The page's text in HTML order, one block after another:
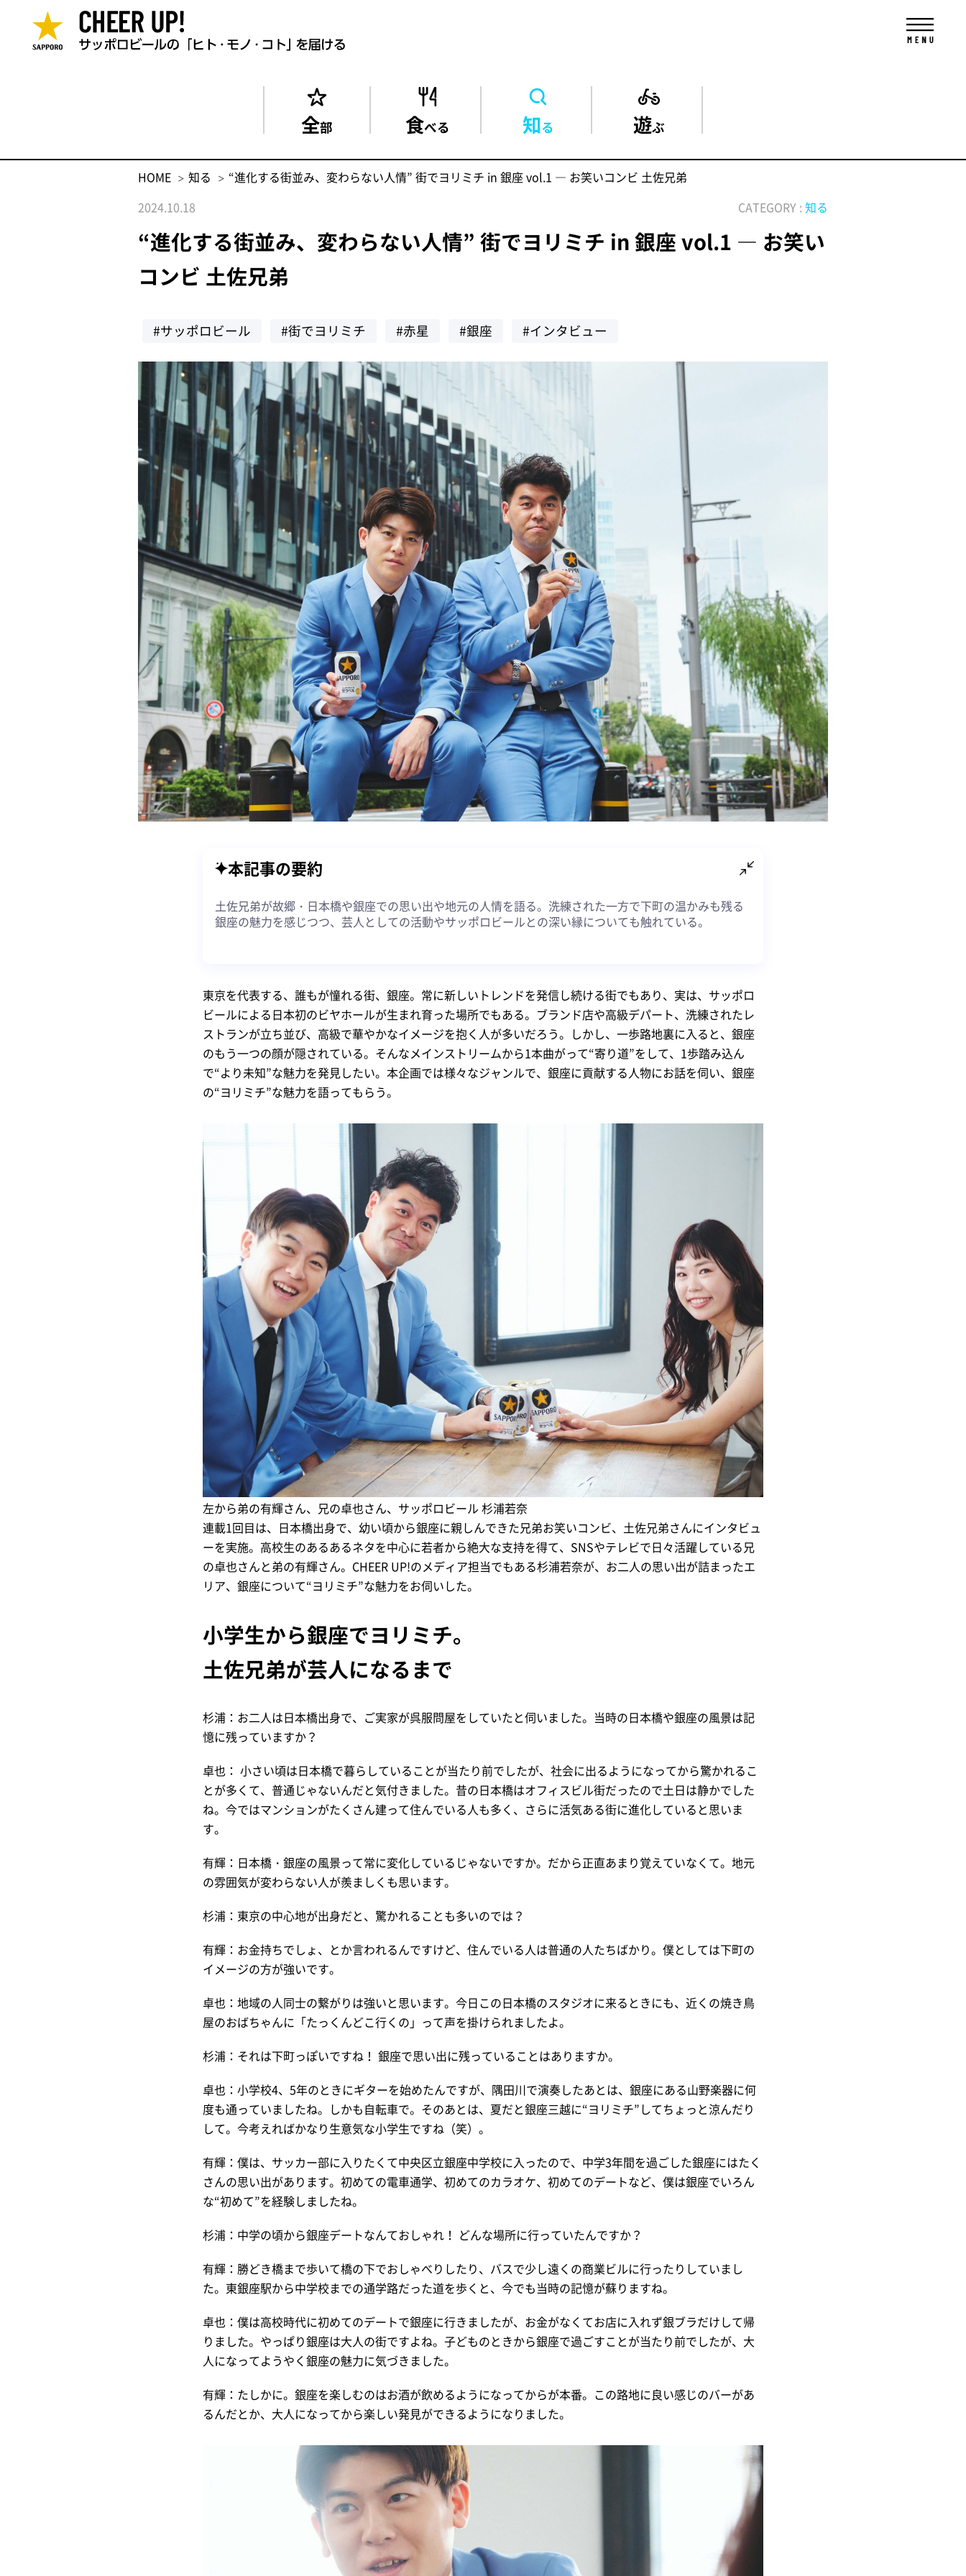
全部 食べる 知る 遊ぶ
HOME 知る
“進化する街並み、変わらない人情” 街でヨリミチ in 銀座 vol.1 ― お笑いコンビ 土佐兄弟
2024.10.18
CATEGORY : 知る
“進化する街並み、変わらない人情” 街でヨリミチ in 銀座 vol.1 ― お笑い
コンビ 土佐兄弟
#サッポロビール #街でヨリミチ #赤星 #銀座 #インタビュー
本記事の要約
土佐兄弟が故郷・日本橋や銀座での思い出や地元の人情を語る。洗練された一方で下町の温かみも残る
銀座の魅力を感じつつ、芸人としての活動やサッポロビールとの深い縁についても触れている。
東京を代表する、誰もが憧れる街、銀座。常に新しいトレンドを発信し続ける街でもあり、実は、サッポロ
ビールによる日本初のビヤホールが生まれ育った場所でもある。ブランド店や高級デパート、洗練されたレ
ストランが立ち並び、高級で華やかなイメージを抱く人が多いだろう。しかし、一歩路地裏に入ると、銀座
のもう一つの顔が隠されている。そんなメインストリームから1本曲がって“寄り道”をして、1歩踏み込ん
で“より未知”な魅力を発見したい。本企画では様々なジャンルで、銀座に貢献する人物にお話を伺い、銀座
の“ヨリミチ”な魅力を語ってもらう。
左から弟の有輝さん、兄の卓也さん、サッポロビール 杉浦若奈
連載1回目は、日本橋出身で、幼い頃から銀座に親しんできた兄弟お笑いコンビ、土佐兄弟さんにインタビュ
ーを実施。高校生のあるあるネタを中心に若者から絶大な支持を得て、SNSやテレビで日々活躍している兄
の卓也さんと弟の有輝さん。CHEER UP!のメディア担当でもある杉浦若奈が、お二人の思い出が詰まったエ
リア、銀座について“ヨリミチ”な魅力をお伺いした。
小学生から銀座でヨリミチ。
土佐兄弟が芸人になるまで
杉浦：お二人は日本橋出身で、ご実家が呉服問屋をしていたと伺いました。当時の日本橋や銀座の風景は記
憶に残っていますか？
卓也： 小さい頃は日本橋で暮らしていることが当たり前でしたが、社会に出るようになってから驚かれるこ
とが多くて、普通じゃないんだと気付きました。昔の日本橋はオフィスビル街だったので土日は静かでした
ね。今ではマンションがたくさん建って住んでいる人も多く、さらに活気ある街に進化していると思いま
す。
有輝：日本橋・銀座の風景って常に変化しているじゃないですか。だから正直あまり覚えていなくて。地元
の雰囲気が変わらない人が羨ましくも思います。
杉浦：東京の中心地が出身だと、驚かれることも多いのでは？
有輝：お金持ちでしょ、とか言われるんですけど、住んでいる人は普通の人たちばかり。僕としては下町の
イメージの方が強いです。
卓也：地域の人同士の繋がりは強いと思います。今日この日本橋のスタジオに来るときにも、近くの焼き鳥
屋のおばちゃんに「たっくんどこ行くの」って声を掛けられましたよ。
杉浦：それは下町っぽいですね！ 銀座で思い出に残っていることはありますか。
卓也：小学校4、5年のときにギターを始めたんですが、隅田川で演奏したあとは、銀座にある山野楽器に何
度も通っていましたね。しかも自転車で。そのあとは、夏だと銀座三越に“ヨリミチ”してちょっと涼んだり
して。今考えればかなり生意気な小学生ですね（笑）。
有輝：僕は、サッカー部に入りたくて中央区立銀座中学校に入ったので、中学3年間を過ごした銀座にはたく
さんの思い出があります。初めての電車通学、初めてのカラオケ、初めてのデートなど、僕は銀座でいろん
な“初めて”を経験しましたね。
杉浦：中学の頃から銀座デートなんておしゃれ！ どんな場所に行っていたんですか？
有輝：勝どき橋まで歩いて橋の下でおしゃべりしたり、バスで少し遠くの商業ビルに行ったりしていまし
た。東銀座駅から中学校までの通学路だった道を歩くと、今でも当時の記憶が蘇りますね。
卓也：僕は高校時代に初めてのデートで銀座に行きましたが、お金がなくてお店に入れず銀ブラだけして帰
りました。やっぱり銀座は大人の街ですよね。子どものときから銀座で過ごすことが当たり前でしたが、大
人になってようやく銀座の魅力に気づきました。
有輝：たしかに。銀座を楽しむのはお酒が飲めるようになってからが本番。この路地に良い感じのバーがあ
るんだとか、大人になってから楽しい発見ができるようになりました。